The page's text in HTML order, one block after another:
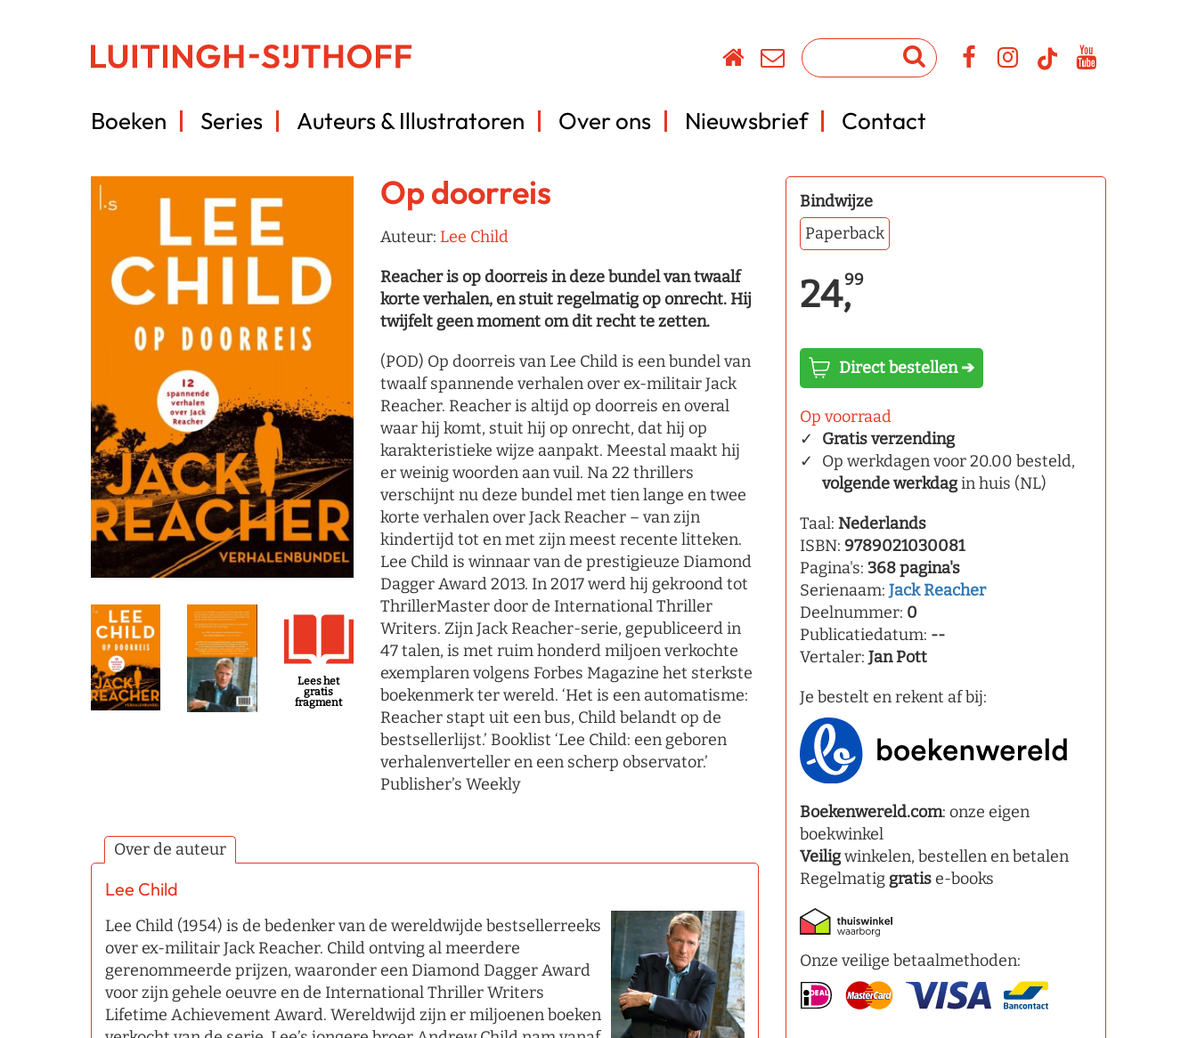
Boeken Series Auteurs & Illustratoren Over ons Nieuwsbrief Contact
Lees het
gratis
fragment
Op doorreis
Auteur: Lee Child
Reacher is op doorreis in deze bundel van twaalf
korte verhalen, en stuit regelmatig op onrecht. Hij
twijfelt geen moment om dit recht te zetten.
(POD) Op doorreis van Lee Child is een bundel van
twaalf spannende verhalen over ex-militair Jack
Reacher. Reacher is altijd op doorreis en overal
waar hij komt, stuit hij op onrecht, dat hij op
karakteristieke wijze aanpakt. Meestal maakt hij
er weinig woorden aan vuil. Na 22 thrillers
verschijnt nu deze bundel met tien lange en twee
korte verhalen over Jack Reacher – van zijn
kindertijd tot en met zijn meest recente litteken.
Lee Child is winnaar van de prestigieuze Diamond
Dagger Award 2013. In 2017 werd hij gekroond tot
ThrillerMaster door de International Thriller
Writers. Zijn Jack Reacher-serie, gepubliceerd in
47 talen, is met ruim honderd miljoen verkochte
exemplaren volgens Forbes Magazine het sterkste
boekenmerk ter wereld. ‘Het is een automatisme:
Reacher stapt uit een bus, Child belandt op de
bestsellerlijst.’ Booklist ‘Lee Child: een geboren
verhalenverteller en een scherp observator.’
Publisher’s Weekly
Over de auteur
Lee Child
Lee Child (1954) is de bedenker van de wereldwijde bestsellerreeks
over ex-militair Jack Reacher. Child ontving al meerdere
gerenommeerde prijzen, waaronder een Diamond Dagger Award
voor zijn gehele oeuvre en de International Thriller Writers
Lifetime Achievement Award. Wereldwijd zijn er miljoenen boeken
Bindwijze
Paperback
24,99
Direct bestellen ➔
Op voorraad
Gratis verzending
Op werkdagen voor 20.00 besteld,
volgende werkdagin huis (NL)
Taal: Nederlands
ISBN: 9789021030081
Pagina's: 368 pagina's
Serienaam: Jack Reacher
Deelnummer: 0
Publicatiedatum: --
Vertaler: Jan Pott
Je bestelt en rekent af bij:
Boekenwereld.com: onze eigen
boekwinkel
Veiligwinkelen, bestellen en betalen
Regelmatig gratise-books
Onze veilige betaalmethoden: